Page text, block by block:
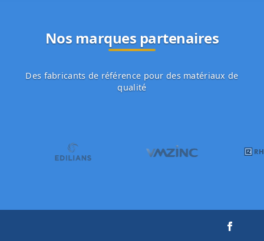
Nos marques partenaires
Des fabricants de référence pour des matériaux de
qualité